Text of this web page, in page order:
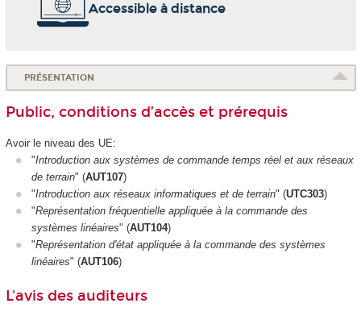
Accessible à distance
PRÉSENTATION
Public, conditions d’accès et prérequis
Avoir le niveau des UE:
"Introduction aux systèmes de commande temps réel et aux réseaux
de terrain" (AUT107)
"Introduction aux réseaux informatiques et de terrain" (UTC303)
"Représentation fréquentielle appliquée à la commande des
systèmes linéaires" (AUT104)
"Représentation d'état appliquée à la commande des systèmes
linéaires" (AUT106)
L'avis des auditeurs